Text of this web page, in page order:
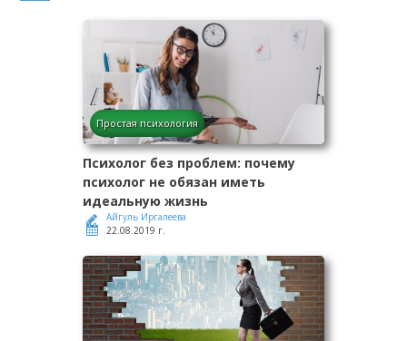
Простая психология
Психолог без проблем: почему
психолог не обязан иметь
идеальную жизнь
Айгуль Иргалеева
22.08.2019 г.